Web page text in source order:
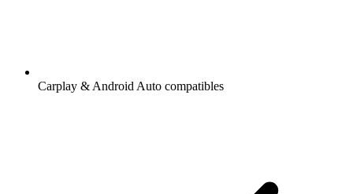
Carplay & Android Auto compatibles